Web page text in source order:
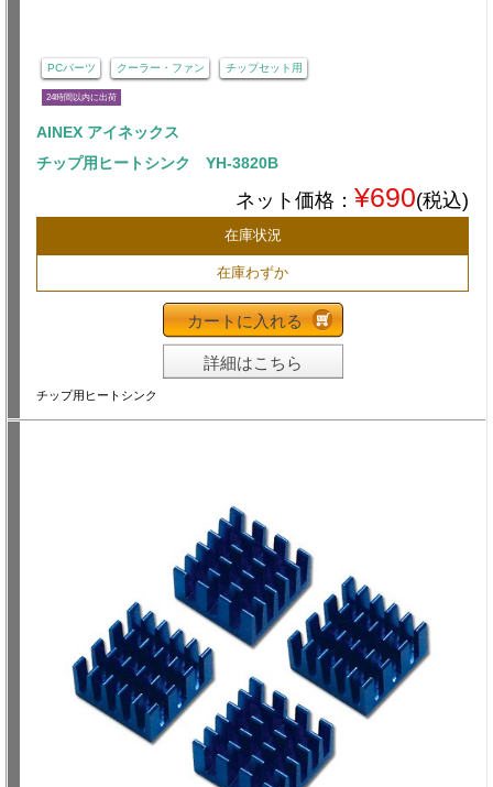
PCパーツ クーラー・ファン チップセット用
24時間以内に出荷
AINEX アイネックス
チップ用ヒートシンク YH-3820B
ネット価格： ¥690(税込)
在庫状況
在庫わずか
カートに入れる
詳細はこちら
チップ用ヒートシンク